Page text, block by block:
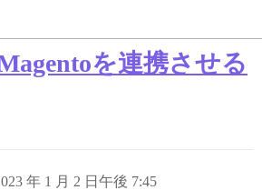
を連携させる
年 1 月 2 日午後 7:45